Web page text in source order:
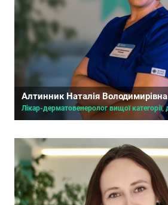
Алтинник Наталія Володимирівна